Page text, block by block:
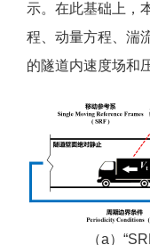
示。在此基础上，
程、动量方程、湍
的隧道内速度场和
（a）